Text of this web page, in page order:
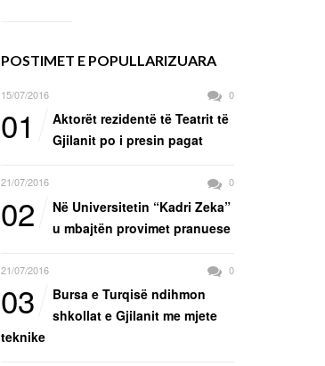
POSTIMET E POPULLARIZUARA
15/07/2016 0
01
Aktorët rezidentë të Teatrit të
Gjilanit po i presin pagat
21/07/2016 0
02
Në Universitetin “Kadri Zeka”
u mbajtën provimet pranuese
21/07/2016 0
03
Bursa e Turqisë ndihmon
shkollat e Gjilanit me mjete
teknike